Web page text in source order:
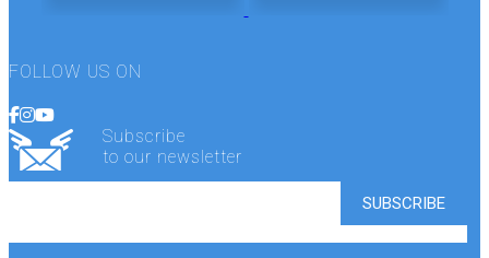
FOLLOW US ON
Subscribe
to our newsletter